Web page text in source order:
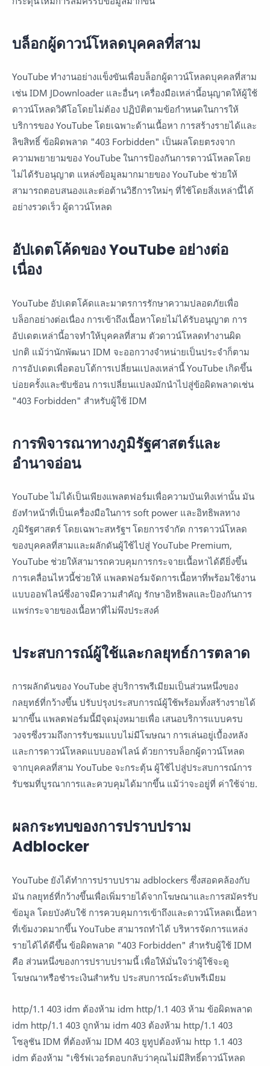
บล็อกผู้ดาวน์โหลดบุคคลที่สาม
YouTube ทำงานอย่างแข็งขันเพื่อบล็อกผู้ดาวน์โหลดบุคคลที่สาม
เช่น IDM JDownloader และอื่นๆ เครื่องมือเหล่านี้อนุญาตให้ผู้ใช้
ดาวน์โหลดวิดีโอโดยไม่ต้อง ปฏิบัติตามข้อกำหนดในการให้
บริการของ YouTube โดยเฉพาะด้านเนื้อหา การสร้างรายได้และ
ลิขสิทธิ์ ข้อผิดพลาด "403 Forbidden" เป็นผลโดยตรงจาก
ความพยายามของ YouTube ในการป้องกันการดาวน์โหลดโดย
ไม่ได้รับอนุญาต แหล่งข้อมูลมากมายของ YouTube ช่วยให้
สามารถตอบสนองและต่อต้านวิธีการใหม่ๆ ที่ใช้โดยสิ่งเหล่านี้ได้
อย่างรวดเร็ว ผู้ดาวน์โหลด
อัปเดตโค้ดของ YouTube อย่างต่อ
เนื่อง
YouTube อัปเดตโค้ดและมาตรการรักษาความปลอดภัยเพื่อ
บล็อกอย่างต่อเนื่อง การเข้าถึงเนื้อหาโดยไม่ได้รับอนุญาต การ
อัปเดตเหล่านี้อาจทำให้บุคคลที่สาม ตัวดาวน์โหลดทำงานผิด
ปกติ แม้ว่านักพัฒนา IDM จะออกวางจำหน่ายเป็นประจำก็ตาม
การอัปเดตเพื่อตอบโต้การเปลี่ยนแปลงเหล่านี้ YouTube เกิดขึ้น
บ่อยครั้งและซับซ้อน การเปลี่ยนแปลงมักนำไปสู่ข้อผิดพลาดเช่น
"403 Forbidden" สำหรับผู้ใช้ IDM
การพิจารณาทางภูมิรัฐศาสตร์และ
อำนาจอ่อน
YouTube ไม่ได้เป็นเพียงแพลตฟอร์มเพื่อความบันเทิงเท่านั้น มัน
ยังทำหน้าที่เป็นเครื่องมือในการ soft power และอิทธิพลทาง
ภูมิรัฐศาสตร์ โดยเฉพาะสหรัฐฯ โดยการจำกัด การดาวน์โหลด
ของบุคคลที่สามและผลักดันผู้ใช้ไปสู่ ​​YouTube Premium,
YouTube ช่วยให้สามารถควบคุมการกระจายเนื้อหาได้ดียิ่งขึ้น
การเคลื่อนไหวนี้ช่วยให้ แพลตฟอร์มจัดการเนื้อหาที่พร้อมใช้งาน
แบบออฟไลน์ซึ่งอาจมีความสำคัญ รักษาอิทธิพลและป้องกันการ
แพร่กระจายของเนื้อหาที่ไม่พึงประสงค์
ประสบการณ์ผู้ใช้และกลยุทธ์การตลาด
การผลักดันของ YouTube สู่บริการพรีเมียมเป็นส่วนหนึ่งของ
กลยุทธ์ที่กว้างขึ้น ปรับปรุงประสบการณ์ผู้ใช้พร้อมทั้งสร้างรายได้
มากขึ้น แพลตฟอร์มนี้มีจุดมุ่งหมายเพื่อ เสนอบริการแบบครบ
วงจรซึ่งรวมถึงการรับชมแบบไม่มีโฆษณา การเล่นอยู่เบื้องหลัง
และการดาวน์โหลดแบบออฟไลน์ ด้วยการบล็อกผู้ดาวน์โหลด
จากบุคคลที่สาม YouTube จะกระตุ้น ผู้ใช้ไปสู่ประสบการณ์การ
รับชมที่บูรณาการและควบคุมได้มากขึ้น แม้ว่าจะอยู่ที่ ค่าใช้จ่าย.
ผลกระทบของการปราบปราม
Adblocker
YouTube ยังได้ทำการปราบปราม adblockers ซึ่งสอดคล้องกับ
มัน กลยุทธ์ที่กว้างขึ้นเพื่อเพิ่มรายได้จากโฆษณาและการสมัครรับ
ข้อมูล โดยบังคับใช้ การควบคุมการเข้าถึงและดาวน์โหลดเนื้อหา
ที่เข้มงวดมากขึ้น YouTube สามารถทำได้ บริหารจัดการแหล่ง
รายได้ได้ดีขึ้น ข้อผิดพลาด "403 Forbidden" สำหรับผู้ใช้ IDM
คือ ส่วนหนึ่งของการปราบปรามนี้ เพื่อให้มั่นใจว่าผู้ใช้จะดู
โฆษณาหรือชำระเงินสำหรับ ประสบการณ์ระดับพรีเมียม
http/1.1 403 idm ต้องห้าม idm http/1.1 403 ห้าม ข้อผิดพลาด
idm http/1.1 403 ถูกห้าม idm 403 ต้องห้าม http/1.1 403
โซลูชัน IDM ที่ต้องห้าม IDM 403 ยูทูปต้องห้าม http 1.1 403
idm ต้องห้าม "เซิร์ฟเวอร์ตอบกลับว่าคุณไม่มีสิทธิ์ดาวน์โหลด